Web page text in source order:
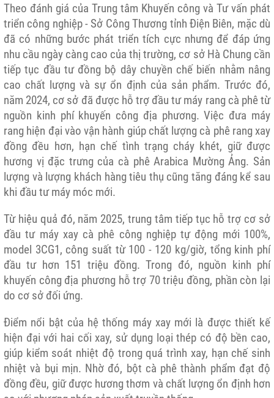
Theo đánh giá của Trung tâm Khuyến công và Tư vấn phát
triển công nghiệp - Sở Công Thương tỉnh Điện Biên, mặc dù
đã có những bước phát triển tích cực nhưng để đáp ứng
nhu cầu ngày càng cao của thị trường, cơ sở Hà Chung cần
tiếp tục đầu tư đồng bộ dây chuyền chế biến nhằm nâng
cao chất lượng và sự ổn định của sản phẩm. Trước đó,
năm 2024, cơ sở đã được hỗ trợ đầu tư máy rang cà phê từ
nguồn kinh phí khuyến công địa phương. Việc đưa máy
rang hiện đại vào vận hành giúp chất lượng cà phê rang xay
đồng đều hơn, hạn chế tình trạng cháy khét, giữ được
hương vị đặc trưng của cà phê Arabica Mường Ảng. Sản
lượng và lượng khách hàng tiêu thụ cũng tăng đáng kể sau
khi đầu tư máy móc mới.
Từ hiệu quả đó, năm 2025, trung tâm tiếp tục hỗ trợ cơ sở
đầu tư máy xay cà phê công nghiệp tự động mới 100%,
model 3CG1, công suất từ 100 - 120 kg/giờ, tổng kinh phí
đầu tư hơn 151 triệu đồng. Trong đó, nguồn kinh phí
khuyến công địa phương hỗ trợ 70 triệu đồng, phần còn lại
do cơ sở đối ứng.
Điểm nổi bật của hệ thống máy xay mới là được thiết kế
hiện đại với hai cối xay, sử dụng loại thép có độ bền cao,
giúp kiểm soát nhiệt độ trong quá trình xay, hạn chế sinh
nhiệt và bụi mịn. Nhờ đó, bột cà phê thành phẩm đạt độ
đồng đều, giữ được hương thơm và chất lượng ổn định hơn